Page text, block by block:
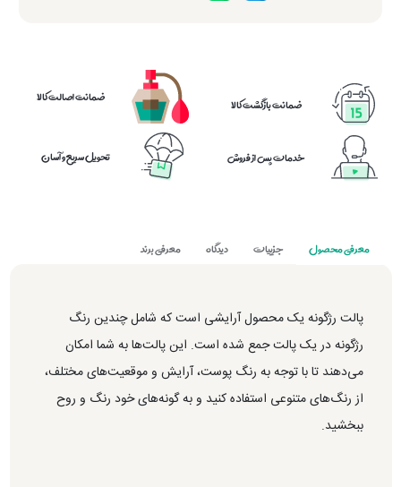
ضمانت بازگشت کالا ضمانت اصالت کالا
خدمات پس از فروش تحویل سریع و آسان
معرفی محصول جزییات دیدگاه معرفی برند
پالت رژگونه یک محصول آرایشی است که شامل چندین رنگ
رژگونه در یک پالت جمع شده است. این پالت‌ها به شما امکان
می‌دهند تا با توجه به رنگ پوست، آرایش و موقعیت‌های مختلف،
از رنگ‌های متنوعی استفاده کنید و به گونه‌های خود رنگ و روح
ببخشید.